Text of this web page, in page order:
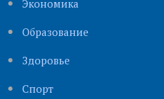
Экономика
Образование
Здоровье
Cпорт